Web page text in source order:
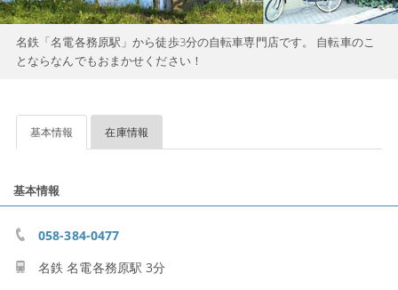
名鉄「名電各務原駅」から徒歩3分の自転車専門店です。 自転車のこ
とならなんでもおまかせください！
基本情報 在庫情報
基本情報
058-384-0477
名鉄 名電各務原駅 3分